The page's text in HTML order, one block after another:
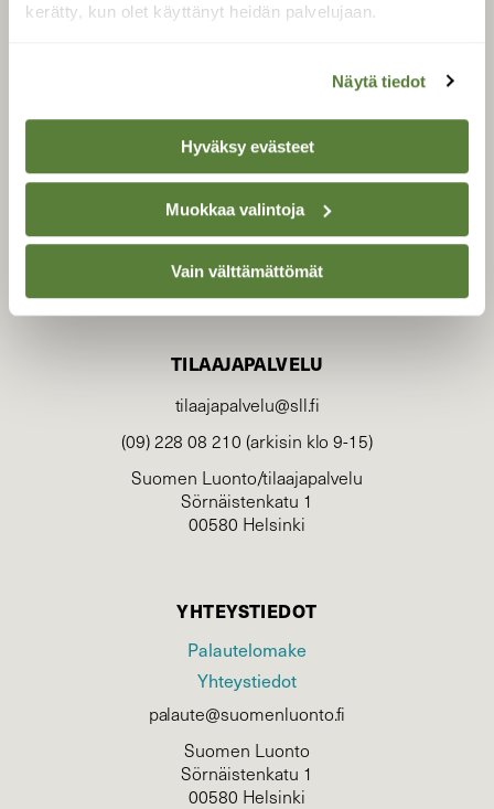
kerätty, kun olet käyttänyt heidän palvelujaan.
Näytä tiedot
Hyväksy evästeet
Muokkaa valintoja
Vain välttämättömät
Suomen Luonto -lehden
luonnonsuojelu­liitto.
TILAAJAPALVELU
tilaajapalvelu@sll.fi
(09) 228 08 210 (arkisin klo 9-15)
Suomen Luonto/tilaajapalvelu
Sörnäistenkatu 1
00580 Helsinki
YHTEYSTIEDOT
Palautelomake
Yhteystiedot
palaute@suomenluonto.fi
Suomen Luonto
Sörnäistenkatu 1
00580 Helsinki